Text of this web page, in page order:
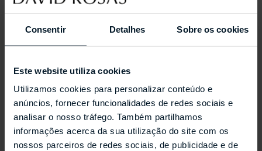
Consentir Detalhes Sobre os cookies
Este website utiliza cookies
Utilizamos cookies para personalizar conteúdo e
anúncios, fornecer funcionalidades de redes sociais e
analisar o nosso tráfego. Também partilhamos
informações acerca da sua utilização do site com os
nossos parceiros de redes sociais, de publicidade e de